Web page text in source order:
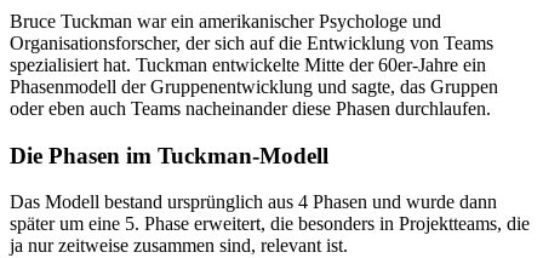
Bruce Tuckman war ein amerikanischer Psychologe und
Organisationsforscher, der sich auf die Entwicklung von Teams
spezialisiert hat. Tuckman entwickelte Mitte der 60er-Jahre ein
Phasenmodell der Gruppenentwicklung und sagte, das Gruppen
oder eben auch Teams nacheinander diese Phasen durchlaufen.
Die Phasen im Tuckman-Modell
Das Modell bestand ursprünglich aus 4 Phasen und wurde dann
später um eine 5. Phase erweitert, die besonders in Projektteams, die
ja nur zeitweise zusammen sind, relevant ist.